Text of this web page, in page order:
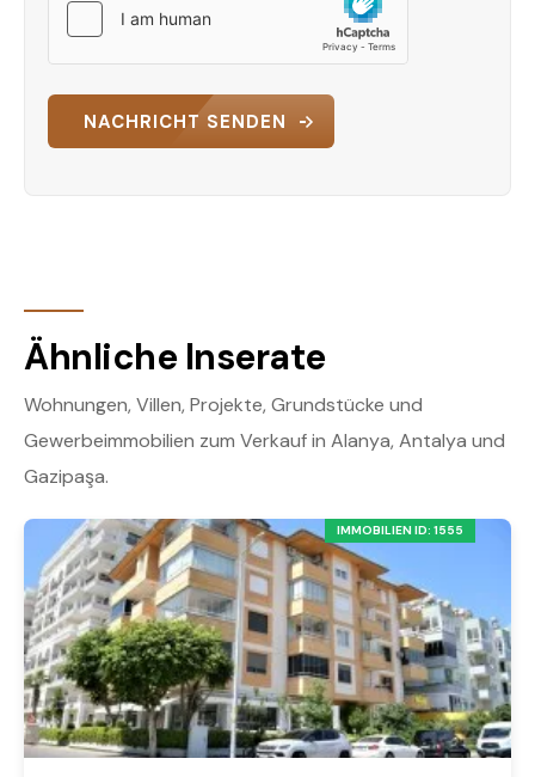
werden. Kontaktieren Sie uns noch heute für
weitere Informationen oder um eine Besichtigung
NACHRICHT SENDEN
Ähnliche Inserate
Wohnungen, Villen, Projekte, Grundstücke und
Gewerbeimmobilien zum Verkauf in Alanya, Antalya und
Gazipaşa.
IMMOBILIEN ID: 1555